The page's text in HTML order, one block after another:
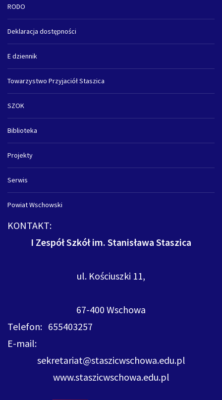
RODO
Deklaracja dostępności
E dziennik
Towarzystwo Przyjaciół Staszica
SZOK
Biblioteka
Projekty
Serwis
Powiat Wschowski
KONTAKT:
I Zespół Szkół im. Stanisława Staszica
ul. Kościuszki 11,
67-400 Wschowa
Telefon: 655403257
E-mail:
sekretariat@staszicwschowa.edu.pl
www.staszicwschowa.edu.pl